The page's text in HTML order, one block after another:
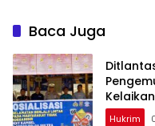
Baca Juga
Berlalu
Hukrim